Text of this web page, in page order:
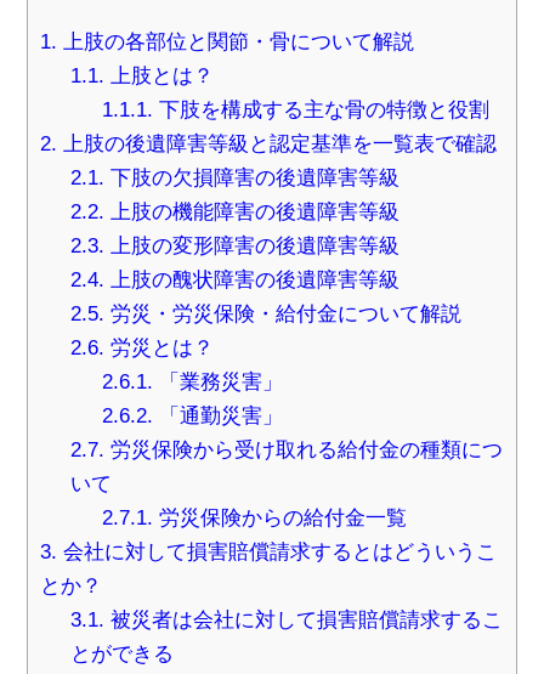
1. 上肢の各部位と関節・骨について解説
1.1. 上肢とは？
1.1.1. 下肢を構成する主な骨の特徴と役割
2. 上肢の後遺障害等級と認定基準を一覧表で確認
2.1. 下肢の欠損障害の後遺障害等級
2.2. 上肢の機能障害の後遺障害等級
2.3. 上肢の変形障害の後遺障害等級
2.4. 上肢の醜状障害の後遺障害等級
2.5. 労災・労災保険・給付金について解説
2.6. 労災とは？
2.6.1. 「業務災害」
2.6.2. 「通勤災害」
2.7. 労災保険から受け取れる給付金の種類につ
いて
2.7.1. 労災保険からの給付金一覧
3. 会社に対して損害賠償請求するとはどういうこ
とか？
3.1. 被災者は会社に対して損害賠償請求するこ
とができる